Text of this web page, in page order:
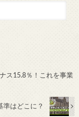
ス15.8％！これを事業
準はどこに？